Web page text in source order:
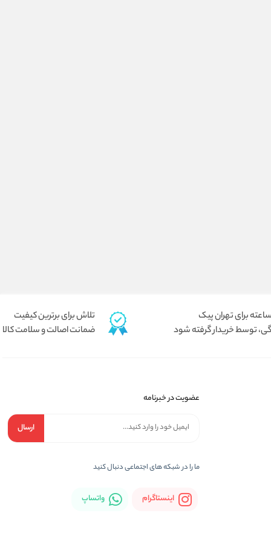
توسط خریدار گرفته شود
تلاش برای برترین کیفیت
ضمانت اصالت و سلامت کالا
عضویت در خبرنامه
ارسال
ما را در شبكه های اجتماعی دنبال کنید
اینستاگرام واتساپ